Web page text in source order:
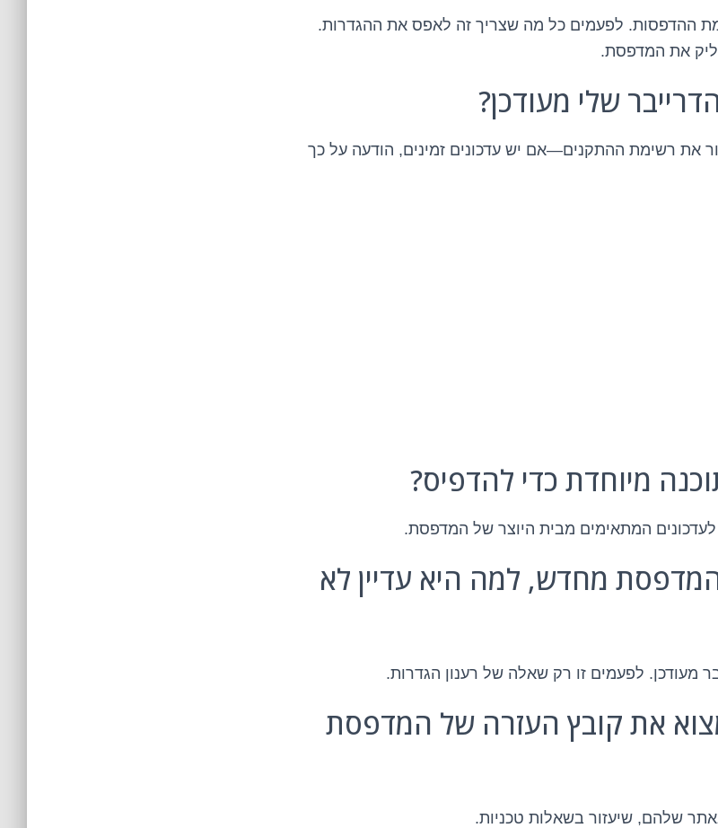
ההדפסות. לפעמים כל מה שצריך זה לאפס את ההגדרות.
את המדפסת.
את רשימת ההתקנים—אם יש עדכונים זמינים, הודעה על כך
המתאימים מבית היוצר של המדפסת.
מחדש, למה היא עדיין לא
מעודכן. לפעמים זו רק שאלה של רענון הגדרות.
את קובץ העזרה של המדפסת
שלהם, שיעזור בשאלות טכניות.